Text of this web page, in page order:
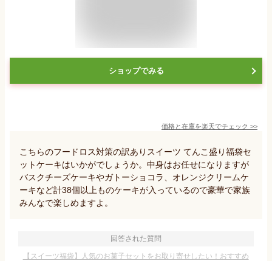
ショップでみる
価格と在庫を楽天でチェック >>
こちらのフードロス対策の訳ありスイーツ てんこ盛り福袋セ
ットケーキはいかがでしょうか。中身はお任せになりますが
バスクチーズケーキやガトーショコラ、オレンジクリームケ
ーキなど計38個以上ものケーキが入っているので豪華で家族
みんなで楽しめますよ。
回答された質問
【スイーツ福袋】人気のお菓子セットをお取り寄せしたい！おすすめ